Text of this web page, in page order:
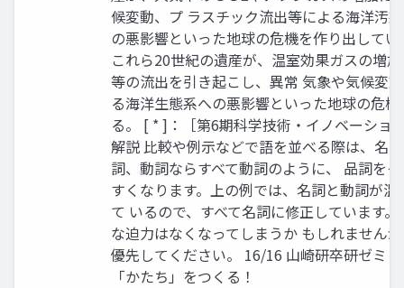
候変動、プ ラスチック流出等による海洋汚
の悪影響といった地球の危機を作り出して
これら20世紀の遺産が、温室効果ガスの増
等の流出を引き起こし、異常 気象や気候変
る海洋生態系への悪影響といった地球の危
る。 [ * ]：［第6期科学技術・イノベーショ
解説 比較や例示などで語を並べる際は、名
詞、動詞ならすべて動詞のように、 品詞を
すくなります。上の例では、名詞と動詞が
て いるので、すべて名詞に修正しています
な迫力はなくなってしまうか もしれません
優先してください。 16/16 山崎研卒研ゼミ
「かたち」をつくる！